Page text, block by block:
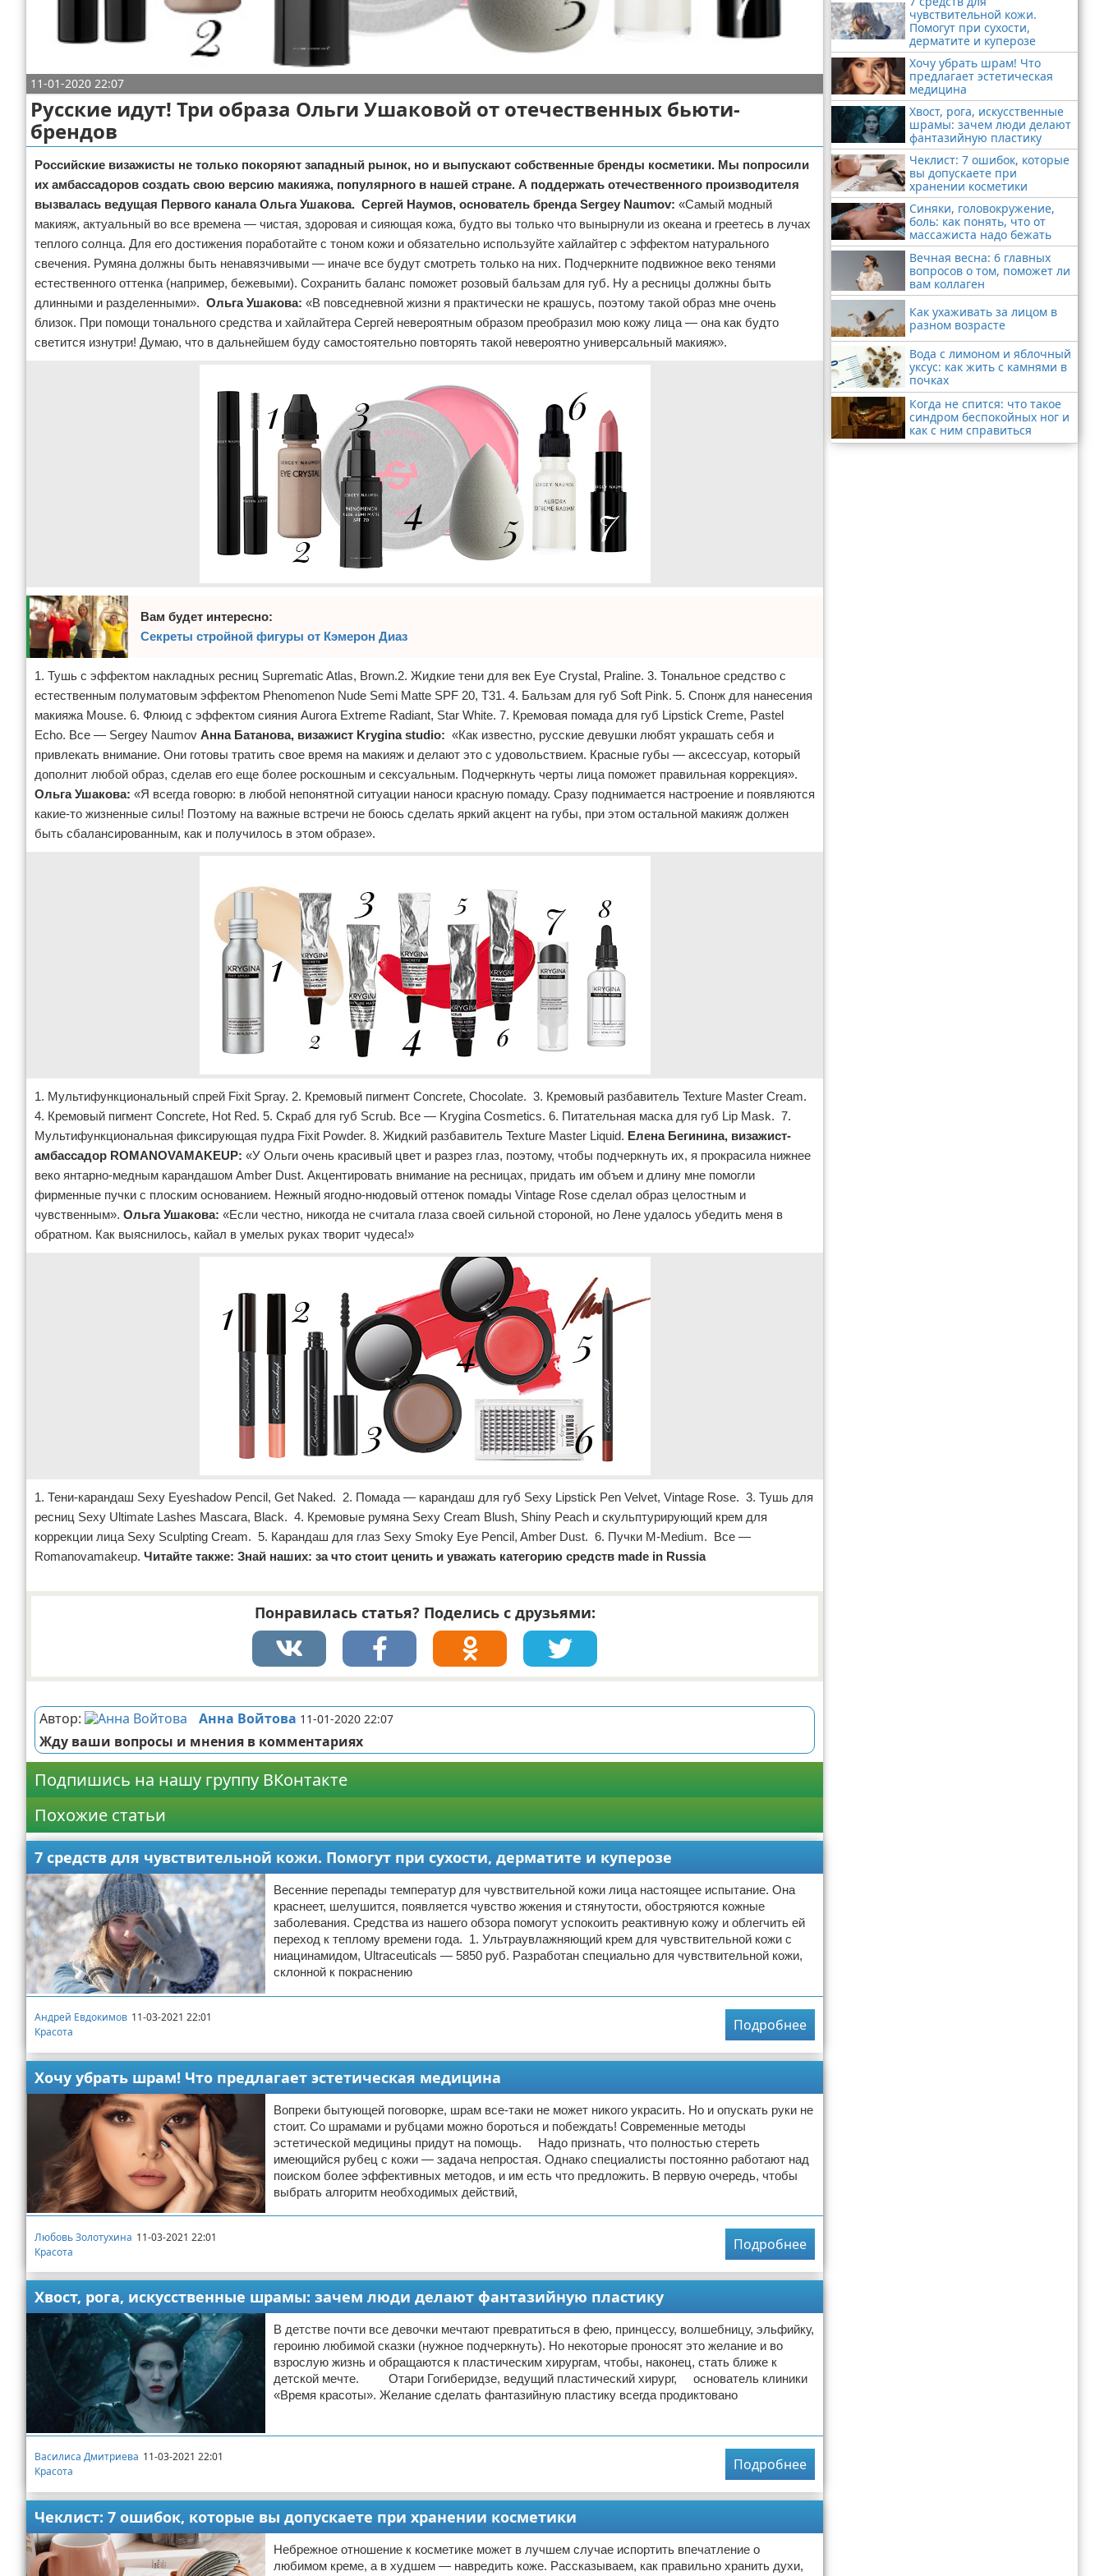
Мода и стиль
11-01-2020 22:07
Русские идут! Три образа Ольги Ушаковой от отечественных бьюти-
брендов
Российские визажисты не только покоряют западный рынок, но и выпускают собственные бренды косметики. Мы попросили
их амбассадоров создать свою версию макияжа, популярного в нашей стране. А поддержать отечественного производителя
вызвалась ведущая Первого канала Ольга Ушакова. Сергей Наумов, основатель бренда Sergey Naumov: «Самый модный
макияж, актуальный во все времена — чистая, здоровая и сияющая кожа, будто вы только что вынырнули из океана и греетесь в лучах
теплого солнца. Для его достижения поработайте с тоном кожи и обязательно используйте хайлайтер с эффектом натурального
свечения. Румяна должны быть ненавязчивыми — иначе все будут смотреть только на них. Подчеркните подвижное веко тенями
естественного оттенка (например, бежевыми). Сохранить баланс поможет розовый бальзам для губ. Ну а ресницы должны быть
длинными и разделенными». Ольга Ушакова: «В повседневной жизни я практически не крашусь, поэтому такой образ мне очень
близок. При помощи тонального средства и хайлайтера Сергей невероятным образом преобразил мою кожу лица — она как будто
светится изнутри! Думаю, что в дальнейшем буду самостоятельно повторять такой невероятно универсальный макияж».
Вам будет интересно:
Секреты стройной фигуры от Кэмерон Диаз
1. Тушь с эффектом накладных ресниц Suprematic Atlas, Brown.2. Жидкие тени для век Eye Crystal, Praline. 3. Тональное средство с
естественным полуматовым эффектом Phenomenon Nude Semi Matte SPF 20, T31. 4. Бальзам для губ Soft Pink. 5. Спонж для нанесения
макияжа Mouse. 6. Флюид с эффектом сияния Aurora Extreme Radiant, Star White. 7. Кремовая помада для губ Lipstick Creme, Pastel
Echo. Все — Sergey Naumov Анна Батанова, визажист Krygina studio: «Как известно, русские девушки любят украшать себя и
привлекать внимание. Они готовы тратить свое время на макияж и делают это с удовольствием. Красные губы — аксессуар, который
дополнит любой образ, сделав его еще более роскошным и сексуальным. Подчеркнуть черты лица поможет правильная коррекция».
Ольга Ушакова: «Я всегда говорю: в любой непонятной ситуации наноси красную помаду. Сразу поднимается настроение и появляются
какие-то жизненные силы! Поэтому на важные встречи не боюсь сделать яркий акцент на губы, при этом остальной макияж должен
быть сбалансированным, как и получилось в этом образе».
1. Мультифункциональный спрей Fixit Spray. 2. Кремовый пигмент Concrete, Chocolate. 3. Кремовый разбавитель Texture Master Cream.
4. Кремовый пигмент Concrete, Hot Red. 5. Скраб для губ Scrub. Все — Krygina Cosmetics. 6. Питательная маска для губ Lip Mask. 7.
Мультифункциональная фиксирующая пудра Fixit Powder. 8. Жидкий разбавитель Texture Master Liquid. Елена Бегинина, визажист-
амбассадор ROMANOVAMAKEUP: «У Ольги очень красивый цвет и разрез глаз, поэтому, чтобы подчеркнуть их, я прокрасила нижнее
веко янтарно-медным карандашом Amber Dust. Акцентировать внимание на ресницах, придать им объем и длину мне помогли
фирменные пучки с плоским основанием. Нежный ягодно-нюдовый оттенок помады Vintage Rose сделал образ целостным и
чувственным». Ольга Ушакова: «Если честно, никогда не считала глаза своей сильной стороной, но Лене удалось убедить меня в
обратном. Как выяснилось, кайал в умелых руках творит чудеса!»
1. Тени-карандаш Sexy Eyeshadow Pencil, Get Naked. 2. Помада — карандаш для губ Sexy Lipstick Pen Velvet, Vintage Rose. 3. Тушь для
ресниц Sexy Ultimate Lashes Mascara, Black. 4. Кремовые румяна Sexy Cream Blush, Shiny Peach и скульптурирующий крем для
коррекции лица Sexy Sculpting Cream. 5. Карандаш для глаз Sexy Smoky Eye Pencil, Amber Dust. 6. Пучки M-Medium. Все —
Romanovamakeup. Читайте также: Знай наших: за что стоит ценить и уважать категорию средств made in Russia
Понравилась статья? Поделись с друзьями:
Автор: Анна Войтова 11-01-2020 22:07
Жду ваши вопросы и мнения в комментариях
Подпишись на нашу группу ВКонтакте
Похожие статьи
7 средств для чувствительной кожи. Помогут при сухости, дерматите и куперозе
Весенние перепады температур для чувствительной кожи лица настоящее испытание. Она
краснеет, шелушится, появляется чувство жжения и стянутости, обостряются кожные
заболевания. Средства из нашего обзора помогут успокоить реактивную кожу и облегчить ей
переход к теплому времени года. 1. Ультраувлажняющий крем для чувствительной кожи с
ниацинамидом, Ultraсeuticals — 5850 руб. Разработан специально для чувствительной кожи,
склонной к покраснению
Андрей Евдокимов 11-03-2021 22:01
Красота
Подробнее
Хочу убрать шрам! Что предлагает эстетическая медицина
Вопреки бытующей поговорке, шрам все-таки не может никого украсить. Но и опускать руки не
стоит. Со шрамами и рубцами можно бороться и побеждать! Современные методы
эстетической медицины придут на помощь. Надо признать, что полностью стереть
имеющийся рубец с кожи — задача непростая. Однако специалисты постоянно работают над
поиском более эффективных методов, и им есть что предложить. В первую очередь, чтобы
выбрать алгоритм необходимых действий,
Любовь Золотухина 11-03-2021 22:01
Красота
Подробнее
Хвост, рога, искусственные шрамы: зачем люди делают фантазийную пластику
В детстве почти все девочки мечтают превратиться в фею, принцессу, волшебницу, эльфийку,
героиню любимой сказки (нужное подчеркнуть). Но некоторые проносят это желание и во
взрослую жизнь и обращаются к пластическим хирургам, чтобы, наконец, стать ближе к
детской мечте. Отари Гогиберидзе, ведущий пластический хирург, основатель клиники
«Время красоты». Желание сделать фантазийную пластику всегда продиктовано
Василиса Дмитриева 11-03-2021 22:01
Красота
Подробнее
Чеклист: 7 ошибок, которые вы допускаете при хранении косметики
Небрежное отношение к косметике может в лучшем случае испортить впечатление о
любимом креме, а в худшем — навредить коже. Рассказываем, как правильно хранить духи,
чувствительной кожи.
Помогут при сухости,
дерматите и куперозе
Хочу убрать шрам! Что
предлагает эстетическая
медицина
Хвост, рога, искусственные
шрамы: зачем люди делают
фантазийную пластику
Чеклист: 7 ошибок, которые
вы допускаете при
хранении косметики
Синяки, головокружение,
боль: как понять, что от
массажиста надо бежать
Вечная весна: 6 главных
вопросов о том, поможет ли
вам коллаген
Как ухаживать за лицом в
разном возрасте
Вода с лимоном и яблочный
уксус: как жить с камнями в
почках
Когда не спится: что такое
синдром беспокойных ног и
как с ним справиться